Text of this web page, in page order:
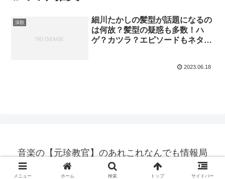
演歌
細川たかしの髪型が話題になるの
は何故？髪型の疑惑も多数！ハ
ゲ？カツラ？エピソードもネタに
2023.06.18
音楽の【元珍教官】のあれこれなんでも情報局
© 2022 音楽の【元珍教官】のあれこれなんでも情報局.
メニュー ホーム 検索 トップ サイドバー